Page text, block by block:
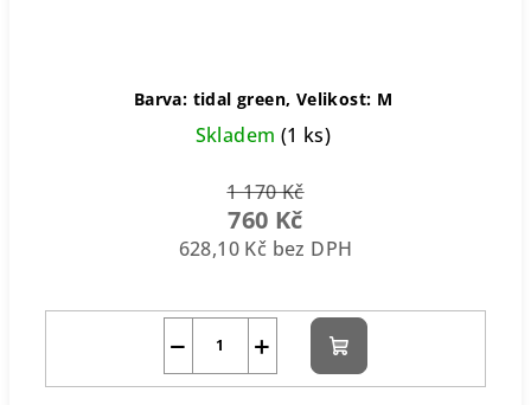
Barva: tidal green, Velikost: M
Skladem (1 ks)
1 170 Kč
760 Kč
628,10 Kč bez DPH
+
− Do
košíku